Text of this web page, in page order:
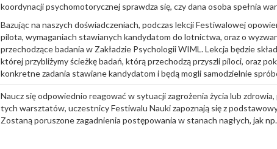
koordynacji psychomotorycznej sprawdza się, czy dana osoba spełnia
Bazując na naszych doświadczeniach, podczas lekcji Festiwalowej
pilota, wymaganiach stawianych kandydatom do lotnictwa, oraz o
przechodzące badania w Zakładzie Psychologii WIML. Lekcja będzie
której przybliżymy ścieżkę badań, którą przechodzą przyszli piloci, oraz
konkretne zadania stawiane kandydatom i będą mogli samodzielnie
Naucz się odpowiednio reagować w sytuacji zagrożenia życia lub
tych warsztatów, uczestnicy Festiwalu Nauki zapoznają się z
Zostaną poruszone zagadnienia postępowania w stanach nagłych, jak